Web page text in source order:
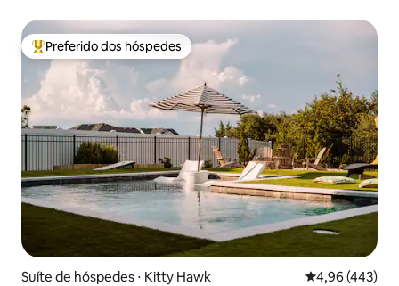
Entre os melhores preferidos dos hóspedes
Preferido dos hóspedes
Suíte de hóspedes ⋅ Kitty Hawk 4,96 de uma
4,96 (443)